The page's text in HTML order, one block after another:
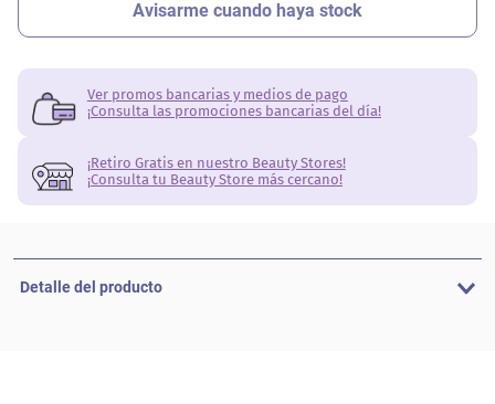
Ver promos bancarias y medios de pago
¡Consulta las promociones bancarias del día!
¡Retiro Gratis en nuestro Beauty Stores!
¡Consulta tu Beauty Store más cercano!
Detalle del producto